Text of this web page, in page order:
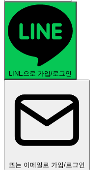
LINE으로 가입/로그인
또는 이메일로 가입/로그인